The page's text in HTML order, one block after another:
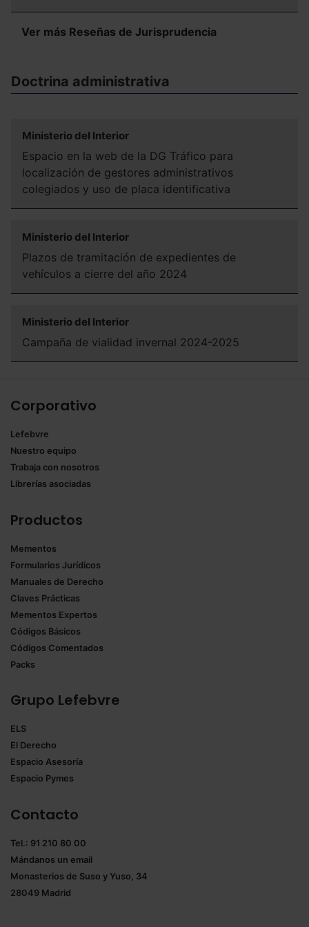
Ver más Reseñas de Jurisprudencia
Doctrina administrativa
Ministerio del Interior
Espacio en la web de la DG Tráfico para
localización de gestores administrativos
colegiados y uso de placa identificativa
Ministerio del Interior
Plazos de tramitación de expedientes de
vehículos a cierre del año 2024
Ministerio del Interior
Campaña de vialidad invernal 2024-2025
Corporativo
Lefebvre
Nuestro equipo
Trabaja con nosotros
Librerías asociadas
Productos
Mementos
Formularios Jurídicos
Manuales de Derecho
Claves Prácticas
Mementos Expertos
Códigos Básicos
Códigos Comentados
Packs
Grupo Lefebvre
ELS
El Derecho
Espacio Asesoría
Espacio Pymes
Contacto
Tel.: 91 210 80 00
Mándanos un email
Monasterios de Suso y Yuso, 34
28049 Madrid